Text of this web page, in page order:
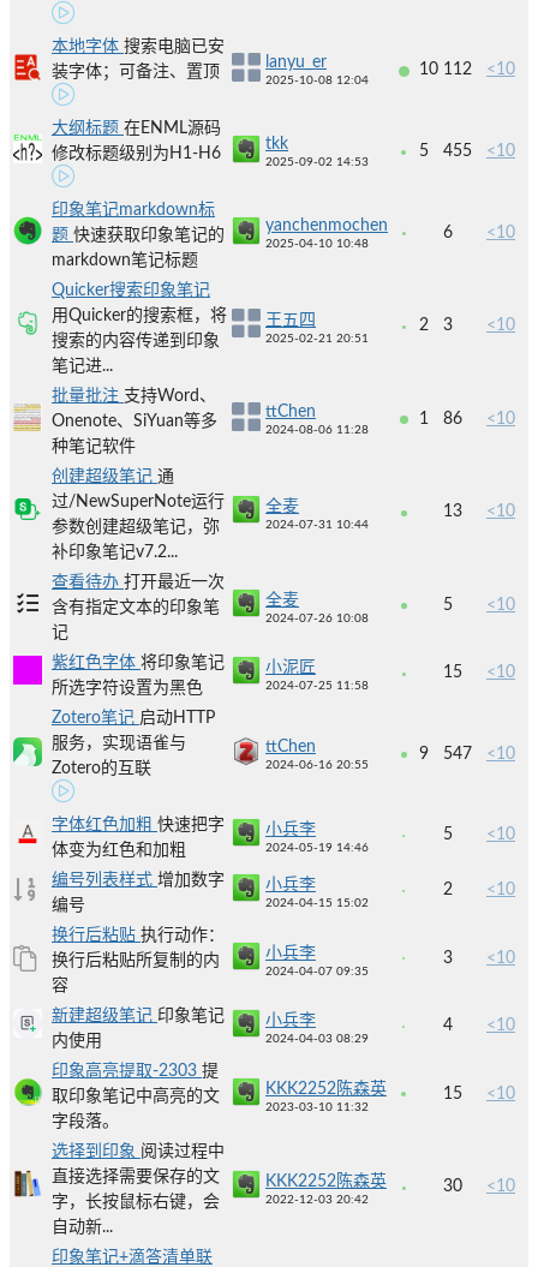
本地字体 搜索电脑已安
装字体；可备注、置顶
lanyu_er
2025-10-08 12:04
10 112 <10
大纲标题 在ENML源码
修改标题级别为H1-H6
tkk
2025-09-02 14:53
5 455 <10
印象笔记markdown标
题 快速获取印象笔记的
markdown笔记标题
yanchenmochen
2025-04-10 10:48
6 <10
Quicker搜索印象笔记
用Quicker的搜索框，将
搜索的内容传递到印象
笔记进...
王五四
2025-02-21 20:51
2 3 <10
批量批注 支持Word、
Onenote、SiYuan等多
种笔记软件
ttChen
2024-08-06 11:28
1 86 <10
创建超级笔记 通
过/NewSuperNote运行
参数创建超级笔记，弥
补印象笔记v7.2...
全麦
2024-07-31 10:44
13 <10
查看待办 打开最近一次
含有指定文本的印象笔
记
全麦
2024-07-26 10:08
5 <10
紫红色字体 将印象笔记
所选字符设置为黑色
小泥匠
2024-07-25 11:58
15 <10
Zotero笔记 启动HTTP
服务，实现语雀与
Zotero的互联
ttChen
2024-06-16 20:55
9 547 <10
字体红色加粗 快速把字
体变为红色和加粗
小兵李
2024-05-19 14:46
5 <10
编号列表样式 增加数字
编号
小兵李
2024-04-15 15:02
2 <10
换行后粘贴 执行动作：
换行后粘贴所复制的内
容
小兵李
2024-04-07 09:35
3 <10
新建超级笔记 印象笔记
内使用
小兵李
2024-04-03 08:29
4 <10
印象高亮提取-2303 提
取印象笔记中高亮的文
字段落。
KKK2252陈森英
2023-03-10 11:32
15 <10
选择到印象 阅读过程中
直接选择需要保存的文
字，长按鼠标右键，会
自动新...
KKK2252陈森英
2022-12-03 20:42
30 <10
印象笔记+滴答清单联